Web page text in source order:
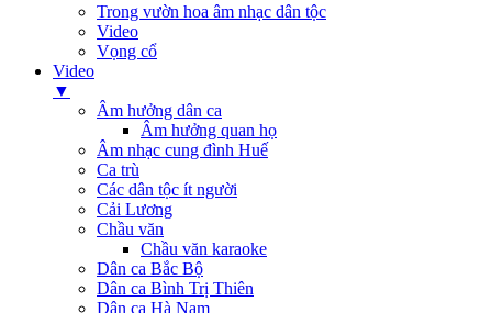
Trong vườn hoa âm nhạc dân tộc
Video
Vọng cổ
Video
▼
Âm hưởng dân ca
Âm hưởng quan họ
Âm nhạc cung đình Huế
Ca trù
Các dân tộc ít người
Cải Lương
Chầu văn
Chầu văn karaoke
Dân ca Bắc Bộ
Dân ca Bình Trị Thiên
Dân ca Hà Nam